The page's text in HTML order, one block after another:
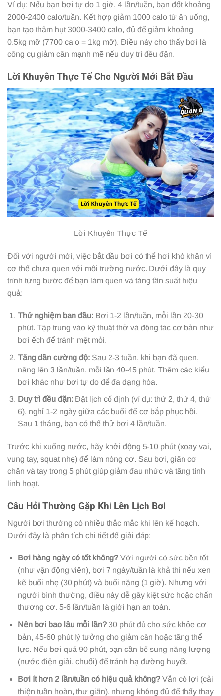
Ví dụ: Nếu bạn bơi tự do 1 giờ, 4 lần/tuần, bạn đốt khoảng
2000-2400 calo/tuần. Kết hợp giảm 1000 calo từ ăn uống,
bạn tạo thâm hụt 3000-3400 calo, đủ để giảm khoảng
0.5kg mỡ (7700 calo = 1kg mỡ). Điều này cho thấy bơi là
công cụ giảm cân mạnh mẽ nếu duy trì đều đặn.
Lời Khuyên Thực Tế Cho Người Mới Bắt Đầu
Lời Khuyên Thực Tế
Đối với người mới, việc bắt đầu bơi có thể hơi khó khăn vì
cơ thể chưa quen với môi trường nước. Dưới đây là quy
trình từng bước để bạn làm quen và tăng tần suất hiệu
quả:
Thử nghiệm ban đầu:Bơi 1-2 lần/tuần, mỗi lần 20-30
phút. Tập trung vào kỹ thuật thở và động tác cơ bản như
bơi ếch để tránh mệt mỏi.
Tăng dần cường độ:Sau 2-3 tuần, khi bạn đã quen,
nâng lên 3 lần/tuần, mỗi lần 40-45 phút. Thêm các kiểu
bơi khác như bơi tự do để đa dạng hóa.
Duy trì đều đặn:Đặt lịch cố định (ví dụ: thứ 2, thứ 4, thứ
6), nghỉ 1-2 ngày giữa các buổi để cơ bắp phục hồi.
Sau 1 tháng, bạn có thể thử bơi 4 lần/tuần.
Trước khi xuống nước, hãy khởi động 5-10 phút (xoay vai,
vung tay, squat nhẹ) để làm nóng cơ. Sau bơi, giãn cơ
chân và tay trong 5 phút giúp giảm đau nhức và tăng tính
linh hoạt.
Câu Hỏi Thường Gặp Khi Lên Lịch Bơi
Người bơi thường có nhiều thắc mắc khi lên kế hoạch.
Dưới đây là phân tích chi tiết để giải đáp:
Bơi hàng ngày có tốt không?Với người có sức bền tốt
(như vận động viên), bơi 7 ngày/tuần là khả thi nếu xen
kẽ buổi nhẹ (30 phút) và buổi nặng (1 giờ). Nhưng với
người bình thường, điều này dễ gây kiệt sức hoặc chấn
thương cơ. 5-6 lần/tuần là giới hạn an toàn.
Nên bơi bao lâu mỗi lần?30 phút đủ cho sức khỏe cơ
bản, 45-60 phút lý tưởng cho giảm cân hoặc tăng thể
lực. Nếu bơi quá 90 phút, bạn cần bổ sung năng lượng
(nước điện giải, chuối) để tránh hạ đường huyết.
Bơi ít hơn 2 lần/tuần có hiệu quả không?Vẫn có lợi (cải
thiện tuần hoàn, thư giãn), nhưng không đủ để thấy thay